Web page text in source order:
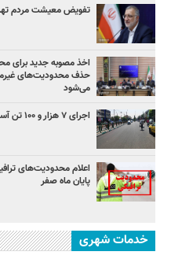
تفویض معیشت مردم
اخذ مصوبه جدید برای
حذف محدودیت‌های
می‌شود
اجرای ۷ هزار و ۱۰۰ تن آسفالت در معابر منطقه ۱۰ از ابتدای سال
اعلام محدودیت‌های
پایان ماه صفر
خدمات شهری